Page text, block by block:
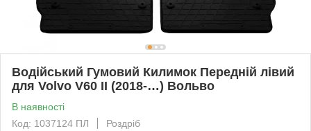
Водійський Гумовий Килимок Передній лівий
для Volvo V60 II (2018-…) Вольво
В наявності
Код: 1037124 ПЛ
Роздріб